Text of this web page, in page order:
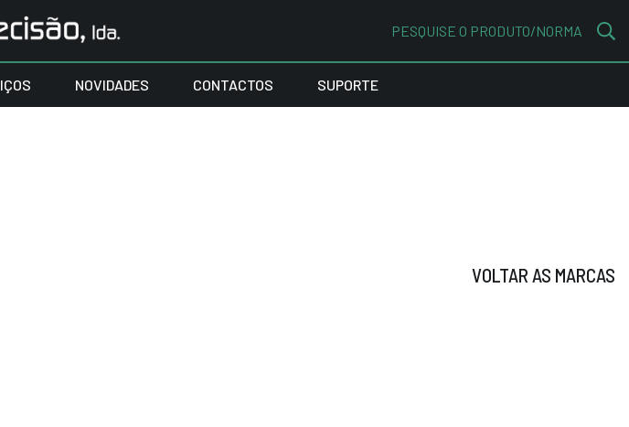
PESQUISE O PRODUTO/NORMA
NOVIDADES CONTACTOS SUPORTE
VOLTAR AS MARCAS